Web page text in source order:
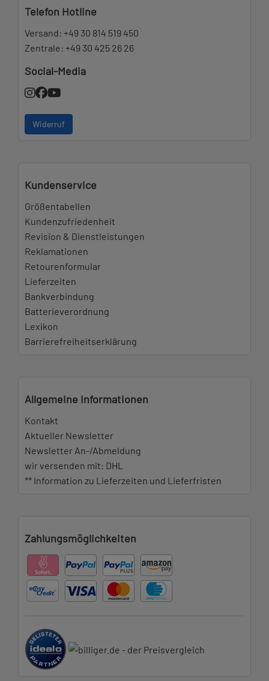
Telefon Hotline
Versand: +49 30 814 519 450
Zentrale: +49 30 425 26 26
Social-Media
Widerruf
Kundenservice
Größentabellen
Kundenzufriedenheit
Revision & Dienstleistungen
Reklamationen
Retourenformular
Lieferzeiten
Bankverbindung
Batterieverordnung
Lexikon
Barrierefreiheitserklärung
Allgemeine Informationen
Kontakt
Aktueller Newsletter
Newsletter An-/Abmeldung
wir versenden mit: DHL
** Information zu Lieferzeiten und Lieferfristen
Zahlungsmöglichkeiten